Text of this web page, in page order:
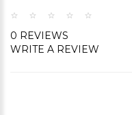
0 REVIEWS
WRITE A REVIEW